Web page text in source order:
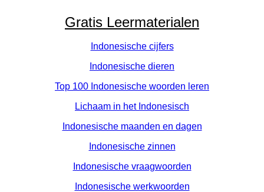
Gratis Leermaterialen
Indonesische cijfers
Indonesische dieren
Top 100 Indonesische woorden leren
Lichaam in het Indonesisch
Indonesische maanden en dagen
Indonesische zinnen
Indonesische vraagwoorden
Indonesische werkwoorden